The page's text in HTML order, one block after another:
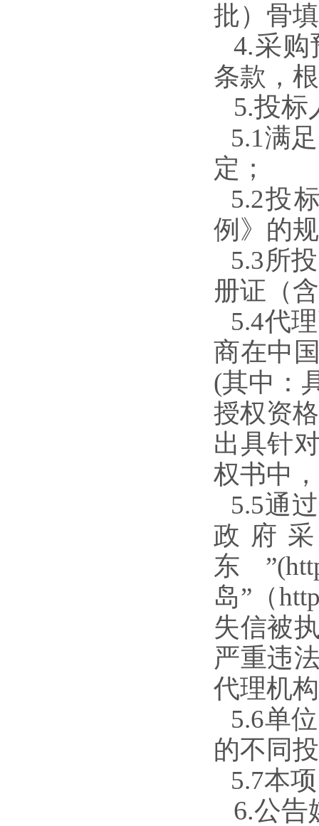
批）骨
4.采购
条款，
5.投标
5.1满
定；
5.2投
例》的
5.3所
册证（
5.4代
商在中
(其中：
授权资
出具针
权书中
5.5通
政府采
东
岛”（
失信被
严重违
代理机
5.6单
的不同
5.7本
6.公告